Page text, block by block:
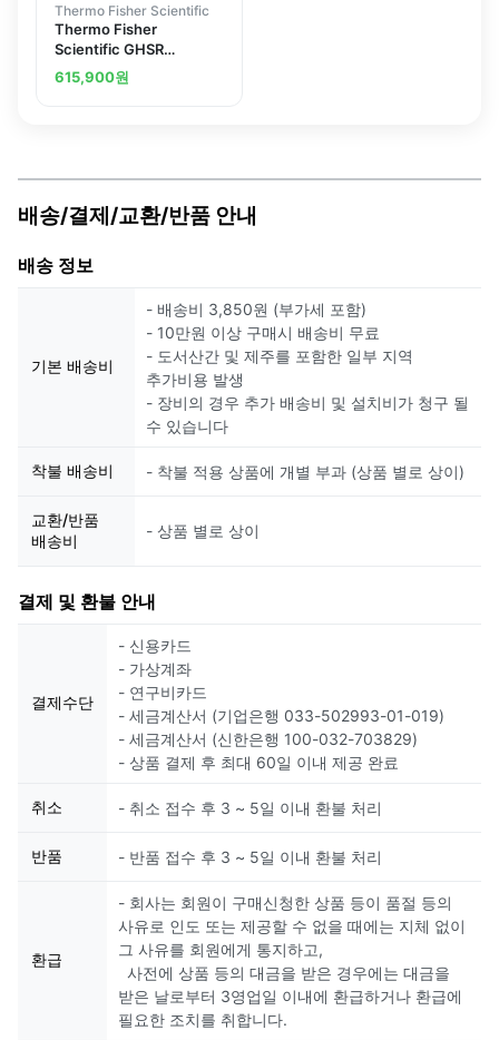
Thermo Fisher Scientific
Thermo Fisher
Scientific GHSR
Polyclonal Antibody
615,900원
배송/결제/교환/반품 안내
배송 정보
기본 배송비
- 배송비 3,850원 (부가세 포함)
- 10만원 이상 구매시 배송비 무료
- 도서산간 및 제주를 포함한 일부 지역
추가비용 발생
- 장비의 경우 추가 배송비 및 설치비가 청구 될
수 있습니다
착불 배송비 - 착불 적용 상품에 개별 부과 (상품 별로 상이)
교환/반품
배송비
- 상품 별로 상이
결제 및 환불 안내
결제수단
- 신용카드
- 가상계좌
- 연구비카드
- 세금계산서 (기업은행 033-502993-01-019)
- 세금계산서 (신한은행 100-032-703829)
- 상품 결제 후 최대 60일 이내 제공 완료
취소 - 취소 접수 후 3 ~ 5일 이내 환불 처리
반품 - 반품 접수 후 3 ~ 5일 이내 환불 처리
환급
- 회사는 회원이 구매신청한 상품 등이 품절 등의
사유로 인도 또는 제공할 수 없을 때에는 지체 없이
그 사유를 회원에게 통지하고,
사전에 상품 등의 대금을 받은 경우에는 대금을
받은 날로부터 3영업일 이내에 환급하거나 환급에
필요한 조치를 취합니다.